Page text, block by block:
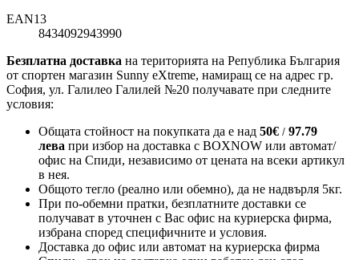
EAN13
8434092943990
Безплатна доставка на територията на Република България
от спортен магазин Sunny eXtreme, намиращ се на адрес гр.
София, ул. Галилео Галилей №20 получавате при следните
условия:
Общата стойност на покупката да е над 50€ / 97.79
лева при избор на доставка с BOXNOW или автомат/
офис на Спиди, независимо от цената на всеки артикул
в нея.
Общото тегло (реално или обемно), да не надвърля 5кг.
При по-обемни пратки, безплатните доставки се
получават в уточнен с Вас офис на куриерска фирма,
избрана според специфичните и условия.
Доставка до офис или автомат на куриерска фирма